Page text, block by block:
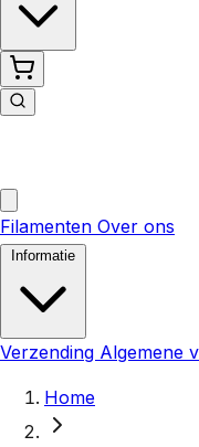
Filamenten Over ons
Verzending Algemene
Home